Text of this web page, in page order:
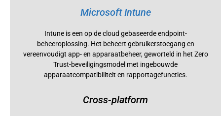
Microsoft Intune
Intune is een op de cloud gebaseerde endpoint-
beheeroplossing. Het beheert gebruikerstoegang en
vereenvoudigt app- en apparaatbeheer, geworteld in het Zero
Trust-beveiligingsmodel met ingebouwde
apparaatcompatibiliteit en rapportagefuncties.
Cross-platform